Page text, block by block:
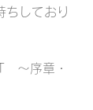
ちしており
〜序章・